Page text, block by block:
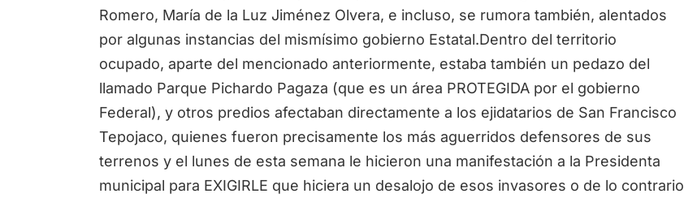
Romero, María de la Luz Jiménez Olvera, e incluso, se rumora también, alentados
por algunas instancias del mismísimo gobierno Estatal.Dentro del territorio
ocupado, aparte del mencionado anteriormente, estaba también un pedazo del
llamado Parque Pichardo Pagaza (que es un área PROTEGIDA por el gobierno
Federal), y otros predios afectaban directamente a los ejidatarios de San Francisco
Tepojaco, quienes fueron precisamente los más aguerridos defensores de sus
terrenos y el lunes de esta semana le hicieron una manifestación a la Presidenta
municipal para EXIGIRLE que hiciera un desalojo de esos invasores o de lo contrario